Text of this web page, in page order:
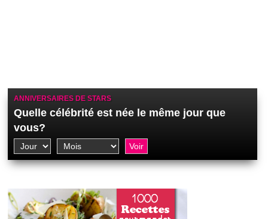
ANNIVERSAIRES DE STARS
Quelle célébrité est née le même jour que
vous?